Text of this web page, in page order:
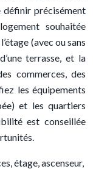
définir précisément
souhaitée
(avec ou sans
terrasse, et la
commerces, des
les équipements
et les quartiers
est conseillée
étage, ascenseur,